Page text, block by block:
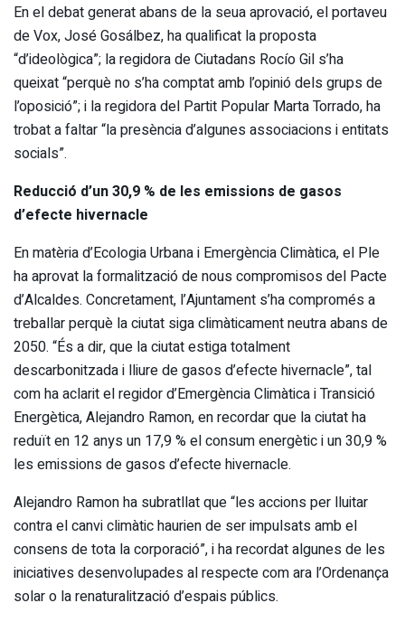
En el debat generat abans de la seua aprovació, el portaveu
de Vox, José Gosálbez, ha qualificat la proposta
“d’ideològica”; la regidora de Ciutadans Rocío Gil s’ha
queixat “perquè no s’ha comptat amb l’opinió dels grups de
l’oposició”; i la regidora del Partit Popular Marta Torrado, ha
trobat a faltar “la presència d’algunes associacions i entitats
socials”.
Reducció d’un 30,9 % de les emissions de gasos
d’efecte hivernacle
En matèria d’Ecologia Urbana i Emergència Climàtica, el Ple
ha aprovat la formalització de nous compromisos del Pacte
d’Alcaldes. Concretament, l’Ajuntament s’ha compromés a
treballar perquè la ciutat siga climàticament neutra abans de
2050. “És a dir, que la ciutat estiga totalment
descarbonitzada i lliure de gasos d’efecte hivernacle”, tal
com ha aclarit el regidor d’Emergència Climàtica i Transició
Energètica, Alejandro Ramon, en recordar que la ciutat ha
reduït en 12 anys un 17,9 % el consum energètic i un 30,9 %
les emissions de gasos d’efecte hivernacle.
Alejandro Ramon ha subratllat que “les accions per lluitar
contra el canvi climàtic haurien de ser impulsats amb el
consens de tota la corporació”, i ha recordat algunes de les
iniciatives desenvolupades al respecte com ara l’Ordenança
solar o la renaturalització d’espais públics.